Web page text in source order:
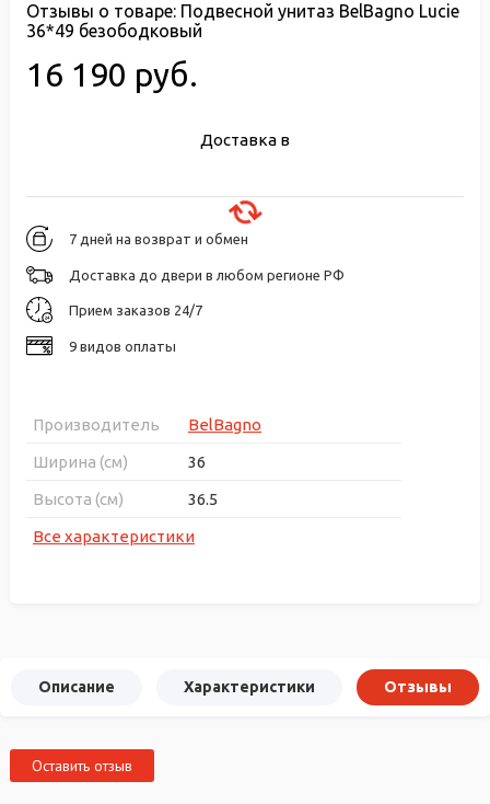
Отзывы о товаре: Подвесной унитаз BelBagno Lucie
36*49 безободковый
16 190 руб.
Доставка в
7 дней на возврат и обмен
Доставка до двери в любом регионе РФ
Прием заказов 24/7
9 видов оплаты
Производитель
BelBagno
Ширина (см)
36
Высота (см)
36.5
Все характеристики
Описание Характеристики Отзывы
Оставить отзыв